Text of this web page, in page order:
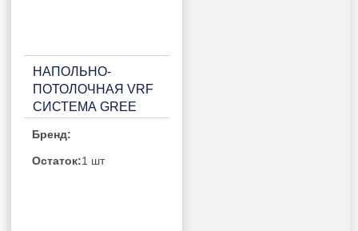
НАПОЛЬНО-
ПОТОЛОЧНАЯ VRF
СИСТЕМА GREE
Бренд:
Остаток:1 шт